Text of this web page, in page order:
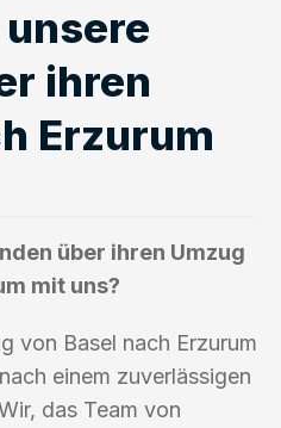
ihren
Erzurum
über ihren Umzug
mit uns?
von Basel nach Erzurum
einem zuverlässigen
das Team von